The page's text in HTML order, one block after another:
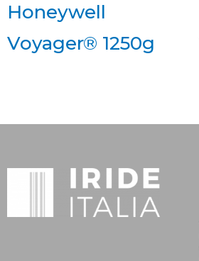
Honeywell
Voyager® 1250g